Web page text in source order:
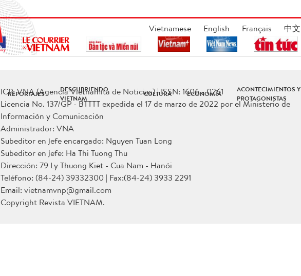
Vietnamese English Français 中文
REPORTAJES
DESCUBRIENDO
VIETNAM
CULTURA ECONOMÍA
ACONTECIMIENTOS Y
PROTAGONISTAS
ICP: VNA (Agencia Vietnamita de Noticias) | ISSN: 1606 - 0261
Licencia No. 137/GP - BTTTT expedida el 17 de marzo de 2022 por el Ministerio de
Información y Comunicación
Administrador: VNA
Subeditor en jefe encargado: Nguyen Tuan Long
Subeditor en jefe: Ha Thi Tuong Thu
Dirección: 79 Ly Thuong Kiet - Cua Nam - Hanói
Teléfono: (84-24) 39332300 | Fax:(84-24) 3933 2291
Email: vietnamvnp@gmail.com
Copyright Revista VIETNAM.